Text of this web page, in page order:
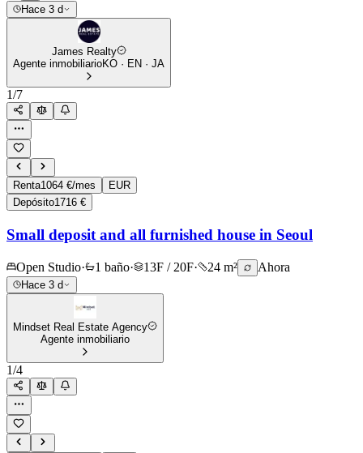
Hace 3 d
James Realty
Agente inmobiliarioKO · EN · JA
1/7
Renta1064 €/mes
EUR
Depósito1716 €
Small deposit and all furnished house in Seoul
Open Studio· 1 baño· 13F / 20F· 24 m² Ahora
Hace 3 d
Mindset Real Estate Agency
Agente inmobiliario
1/4